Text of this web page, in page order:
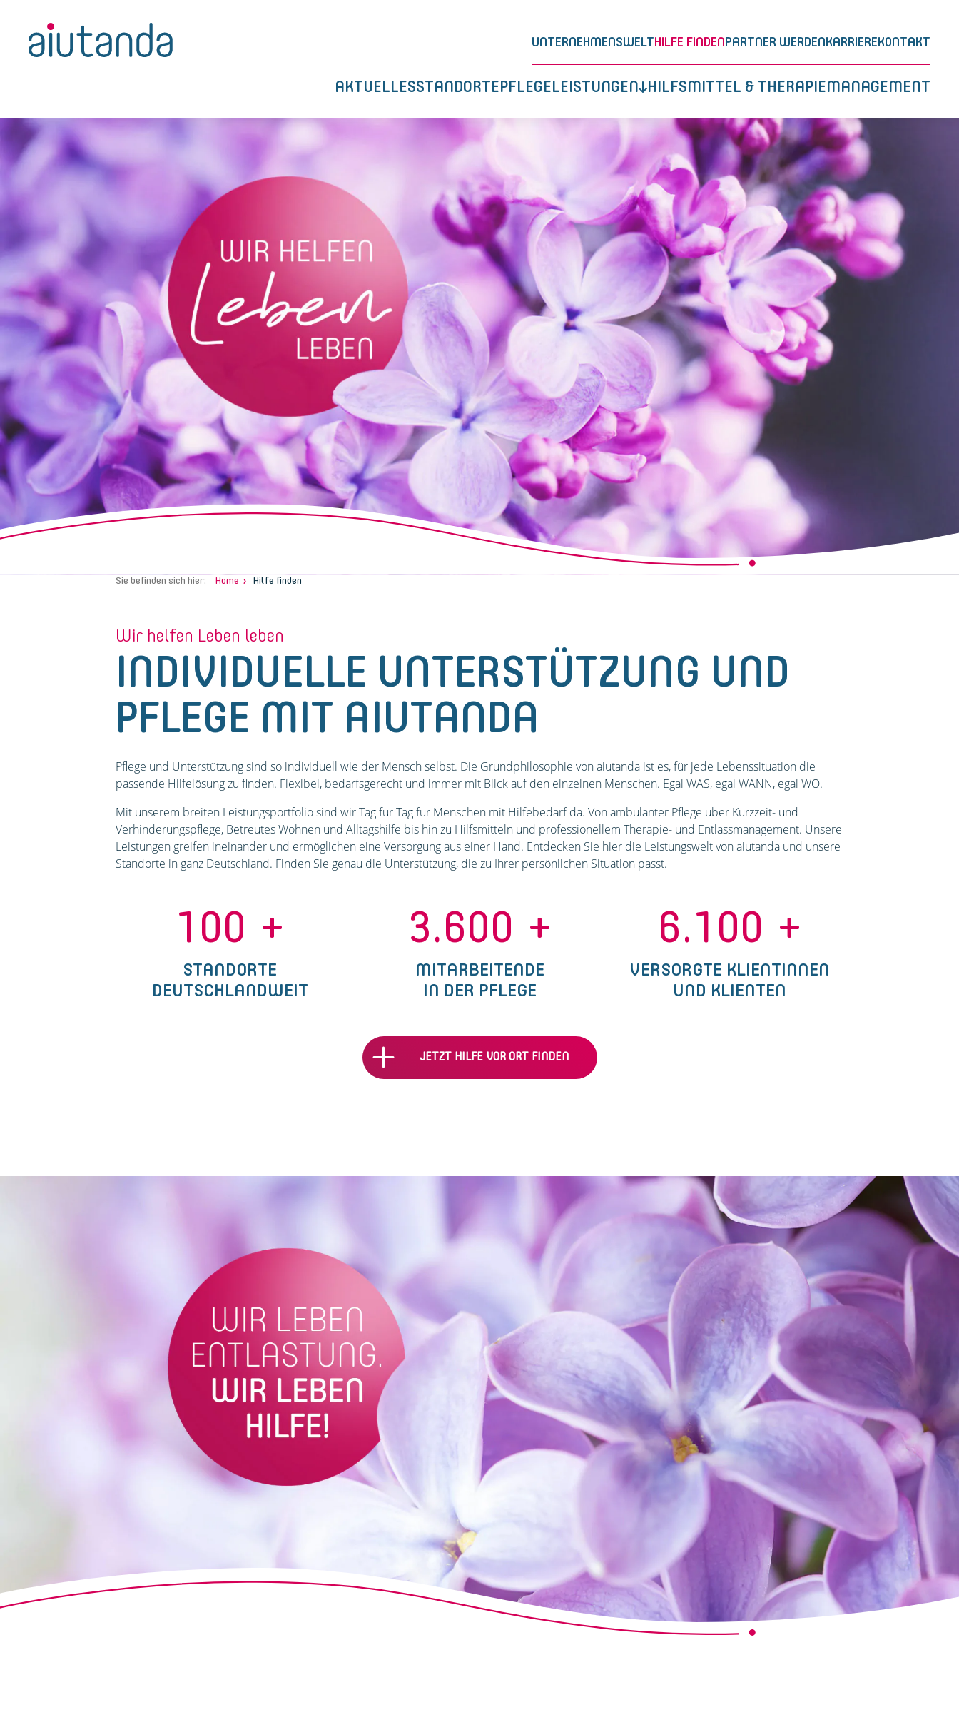
UNTERNEHMENSWELTHILFE FINDENPARTNER WERDENKARRIEREKONTAKT
AKTUELLESSTANDORTEPFLEGELEISTUNGEN HILFSMITTEL & THERAPIEMANAGEMENT
Sie befinden sich hier: Home Hilfe finden
Wir helfen Leben leben
INDIVIDUELLE UNTERSTÜTZUNG UND
PFLEGE MIT AIUTANDA
Pflege und Unterstützung sind so individuell wie der Mensch selbst. Die Grundphilosophie von aiutanda ist es, für jede Lebenssituation die
passende Hilfelösung zu finden. Flexibel, bedarfsgerecht und immer mit Blick auf den einzelnen Menschen. Egal WAS, egal WANN, egal WO.
Mit unserem breiten Leistungsportfolio sind wir Tag für Tag für Menschen mit Hilfebedarf da. Von ambulanter Pflege über Kurzzeit- und
Verhinderungspflege, Betreutes Wohnen und Alltagshilfe bis hin zu Hilfsmitteln und professionellem Therapie- und Entlassmanagement. Unsere
Leistungen greifen ineinander und ermöglichen eine Versorgung aus einer Hand. Entdecken Sie hier die Leistungswelt von aiutanda und unsere
Standorte in ganz Deutschland. Finden Sie genau die Unterstützung, die zu Ihrer persönlichen Situation passt.
100 +
STANDORTE
DEUTSCHLANDWEIT
3.600 +
MITARBEITENDE
IN DER PFLEGE
6.100 +
VERSORGTE KLIENTINNEN
UND KLIENTEN
JETZT HILFE VOR ORT FINDEN